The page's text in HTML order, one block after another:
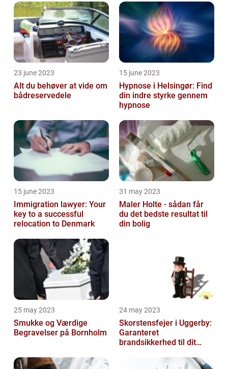
23 june 2023
Alt du behøver at vide om
bådreservedele
15 june 2023
Hypnose i Helsingør: Find
din indre styrke gennem
hypnose
15 june 2023
Immigration lawyer: Your
key to a successful
relocation to Denmark
31 may 2023
Maler Holte - sådan får
du det bedste resultat til
din bolig
25 may 2023
Smukke og Værdige
Begravelser på Bornholm
24 may 2023
Skorstensfejer i Uggerby:
Garanteret
brandsikkerhed til dit